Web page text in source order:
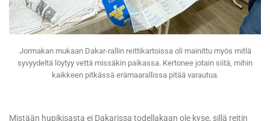
Jormakan mukaan Dakar-rallin reittikartoissa oli mainittu myös mitlä
syvyydeltä löytyy vettä missäkin paikassa. Kertonee jotain siitä, mihin
kaikkeen pitkässä erämaarallissa pitää varautua.
Mistään hupikisasta ei Dakarissa todellakaan ole kyse, sillä reitin